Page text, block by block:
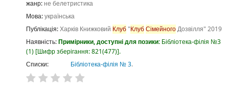
жанр:не белетристика
Мова:українська
Публікація:Харків Книжковий Клуб"КлубСімейногоДозвілля" 2019
Наявність:Примірники, доступні для позики: Бібліотека-філія №3
(1) Шифр зберігання:821(477) .
Списки:
Бібліотека-філія № 3.